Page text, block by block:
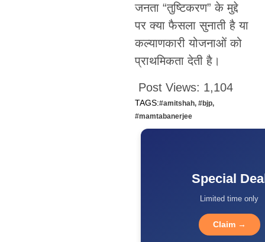
जनता “तुष्टिकरण” के मुद्दे
पर क्या फैसला सुनाती है या
कल्याणकारी योजनाओं को
प्राथमिकता देती है।
Post Views: 1,104
TAGS:#amitshah, #bjp,
#mamtabanerjee
Special
Limited time only
Claim →